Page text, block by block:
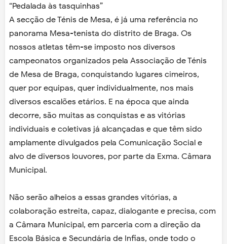
“Pedalada às tasquinhas”
A secção de Ténis de Mesa, é já uma referência no
panorama Mesa-tenista do distrito de Braga. Os
nossos atletas têm-se imposto nos diversos
campeonatos organizados pela Associação de Ténis
de Mesa de Braga, conquistando lugares cimeiros,
quer por equipas, quer individualmente, nos mais
diversos escalões etários. E na época que ainda
decorre, são muitas as conquistas e as vitórias
individuais e coletivas já alcançadas e que têm sido
amplamente divulgados pela Comunicação Social e
alvo de diversos louvores, por parte da Exma. Câmara
Municipal.
Não serão alheios a essas grandes vitórias, a
colaboração estreita, capaz, dialogante e precisa, com
a Câmara Municipal, em parceria com a direção da
Escola Básica e Secundária de Infias, onde todo o